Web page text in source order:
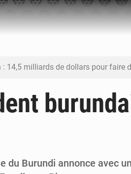
14,5 milliards de dollars pour faire de la CDN
: la gouvernance, premier combat de
du Burundi annonce avec